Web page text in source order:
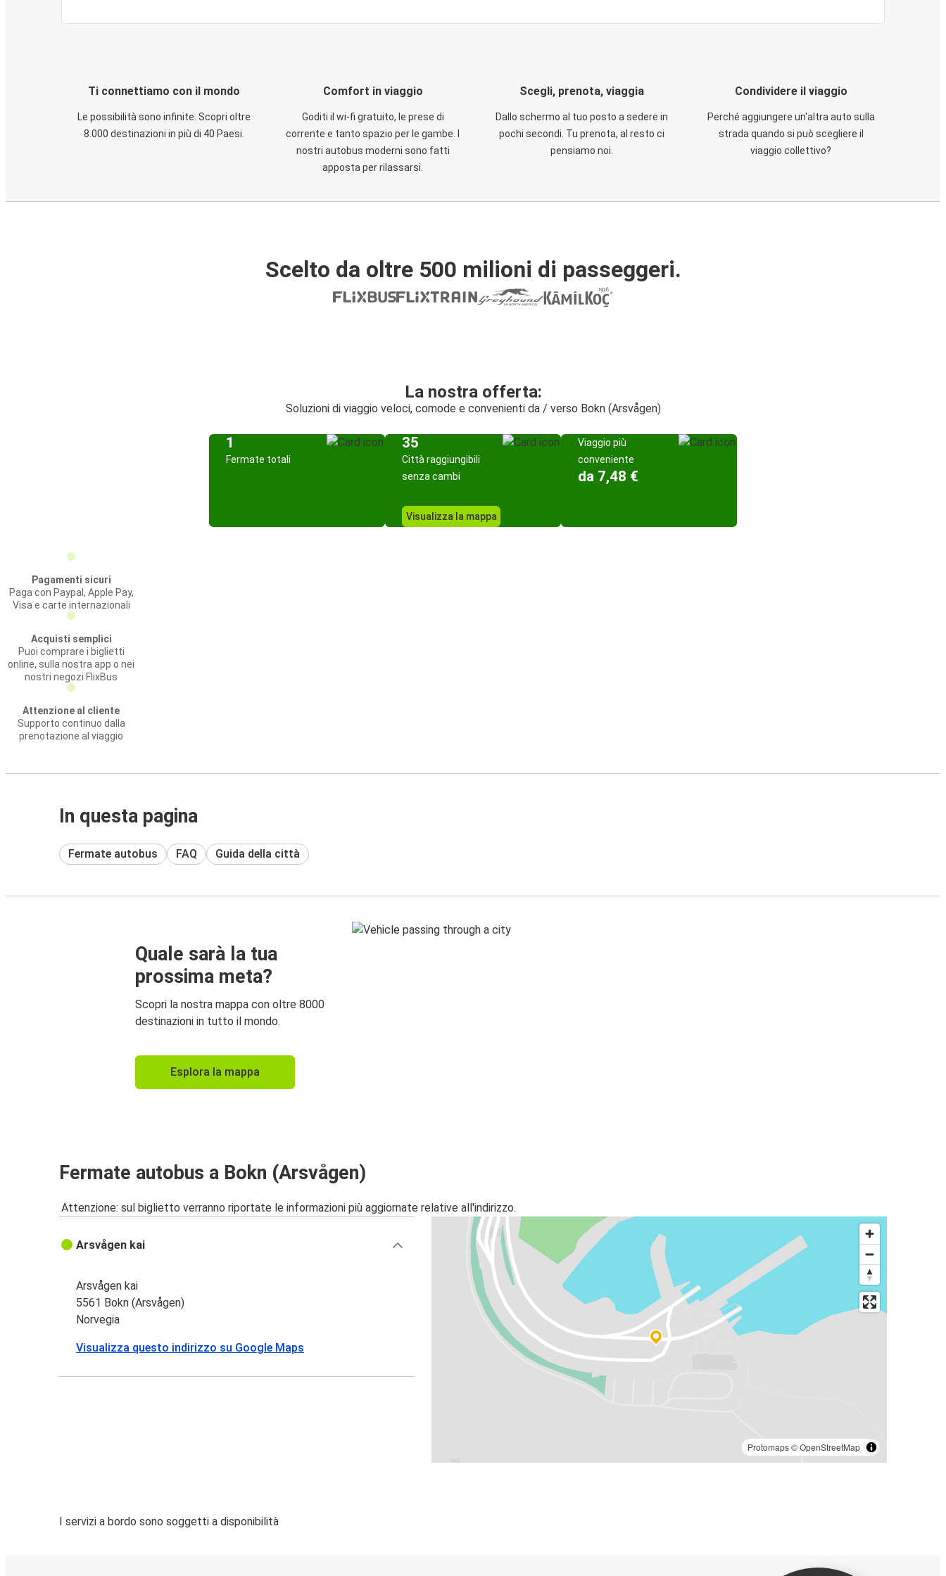
Ti connettiamo con il mondo
Le possibilità sono infinite. Scopri oltre
8.000 destinazioni in più di 40 Paesi.
Comfort in viaggio
Goditi il wi-fi gratuito, le prese di
corrente e tanto spazio per le gambe. I
nostri autobus moderni sono fatti
apposta per rilassarsi.
Scegli, prenota, viaggia
Dallo schermo al tuo posto a sedere in
pochi secondi. Tu prenota, al resto ci
pensiamo noi.
Condividere il viaggio
Perché aggiungere un'altra auto sulla
strada quando si può scegliere il
viaggio collettivo?
Scelto da oltre 500 milioni di passeggeri.
La nostra offerta:
Soluzioni di viaggio veloci, comode e convenienti da / verso Bokn (Arsvågen)
1
Fermate totali
35
Città raggiungibili
senza cambi
Visualizza la mappa
Viaggio più
conveniente
da 7,48 €
Pagamenti sicuri
Paga con Paypal, Apple Pay,
Visa e carte internazionali
Acquisti semplici
Puoi comprare i biglietti
online, sulla nostra app o nei
nostri negozi FlixBus
Attenzione al cliente
Supporto continuo dalla
prenotazione al viaggio
In questa pagina
Fermate autobus FAQ Guida della città
Quale sarà la tua
prossima meta?
Scopri la nostra mappa con oltre 8000
destinazioni in tutto il mondo.
Esplora la mappa
Fermate autobus a Bokn (Arsvågen)
Attenzione: sul biglietto verranno riportate le informazioni più aggiornate relative all'indirizzo.
Protomaps©OpenStreetMap
Arsvågen kai
Arsvågen kai
5561 Bokn (Arsvågen)
Norvegia
Visualizza questo indirizzo su Google Maps
I servizi a bordo sono soggetti a disponibilità